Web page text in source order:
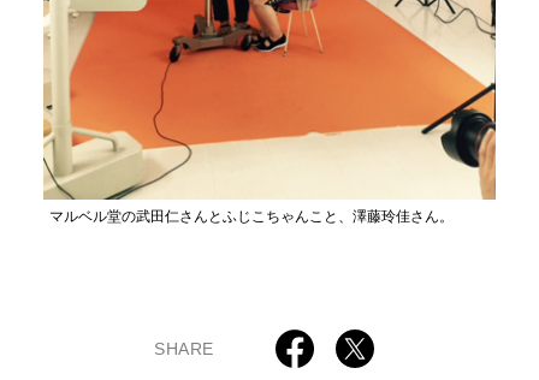
マルベル堂の武田仁さんとふじこちゃんこと、澤藤玲佳さん。
SHARE